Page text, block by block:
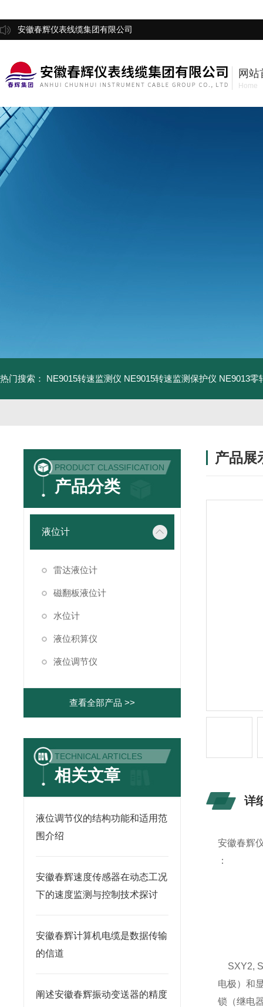
安徽春辉仪表线缆集团有限公司
网站
Home
热门搜索： NE9015转速监测仪 NE9015转速监测保护仪 NE9013零
PRODUCT CLASSIFICATION
产品分类
液位计
雷达液位计
磁翻板液位计
水位计
液位积算仪
液位调节仪
查看全部产品 >>
TECHNICAL ARTICLES
相关文章
液位调节仪的结构功能和适用范
围介绍
安徽春辉速度传感器在动态工况
下的速度监测与控制技术探讨
安徽春辉计算机电缆是数据传输
的信道
阐述安徽春辉振动变送器的精度
产品展
详
安徽春辉
：
SXY2,
电极）和
锁（继电